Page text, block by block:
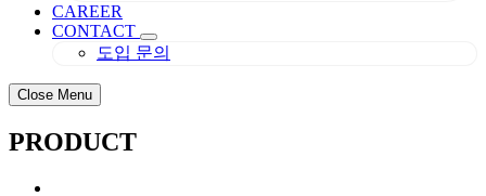
CAREER
CONTACT
도입 문의
Close Menu
PRODUCT